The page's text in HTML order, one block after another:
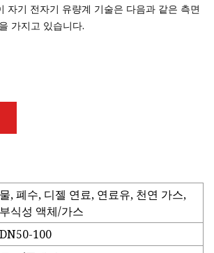
자기 전자기 유량계 기술은 다음과 같은 측면
가지고 있습니다.
물, 폐수, 디젤 연료, 연료유, 천연 가스,
부식성 액체/가스
DN50-100